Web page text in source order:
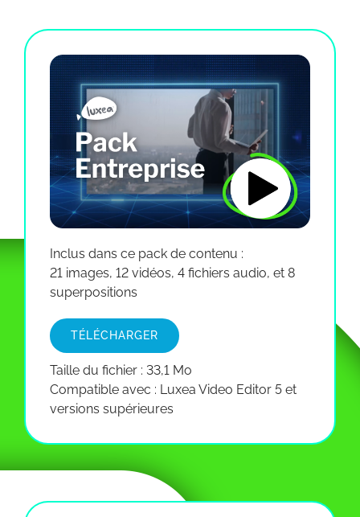
Inclus dans ce pack de contenu :
21 images, 12 vidéos, 4 fichiers audio, et 8
superpositions
TÉLÉCHARGER
Taille du fichier : 33,1 Mo
Compatible avec : Luxea Video Editor 5 et
versions supérieures